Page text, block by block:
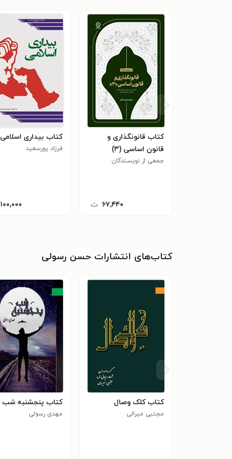
کتاب قانونگذاری و
قانون اساسی (۳)
جمعی از نویسندگان
۶۷,۴۴۰ ت
کتاب بیداری اسلامی
فرزاد پورسعید
۱۰۰,۰۰۰
کتاب‌های انتشارات حسن رسولی
کتاب کلک وصال
مجتبی میرالی
کتاب پنجشنبه شب
مهدی رسولی